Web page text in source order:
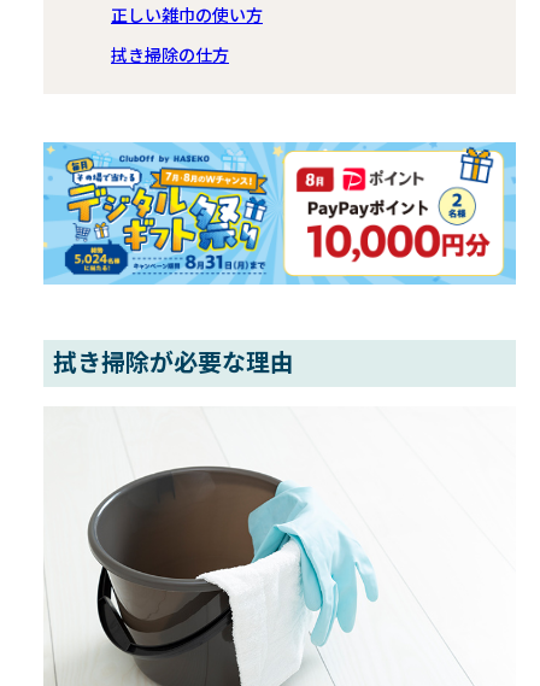
正しい雑巾の使い方
拭き掃除の仕方
拭き掃除が必要な理由